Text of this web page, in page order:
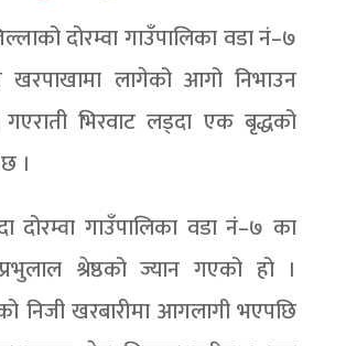
दोरम्वा गाउँपालिका वडा नं–७
खरपाखामा लागेको आगो निभाउन
भिरवाट लड्दा एक बृद्धको
।
दोरम्वा गाउँपालिका वडा नं–७ का
श्रेष्ठको ज्यान गएको हो ।
निजी खरबारीमा आगलागी भएपछि